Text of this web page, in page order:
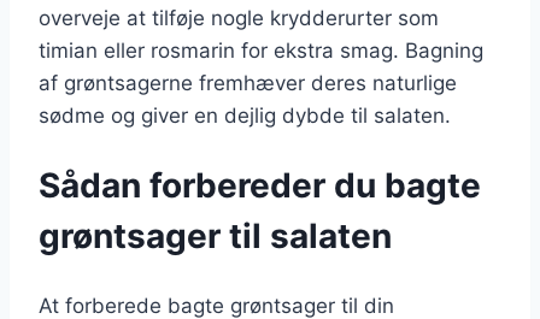
overveje at tilføje nogle krydderurter som
timian eller rosmarin for ekstra smag. Bagning
af grøntsagerne fremhæver deres naturlige
sødme og giver en dejlig dybde til salaten.
Sådan forbereder du bagte
grøntsager til salaten
At forberede bagte grøntsager til din